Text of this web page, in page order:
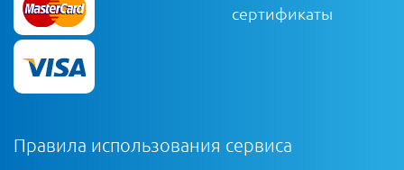
сертификаты
Правила использования сервиса